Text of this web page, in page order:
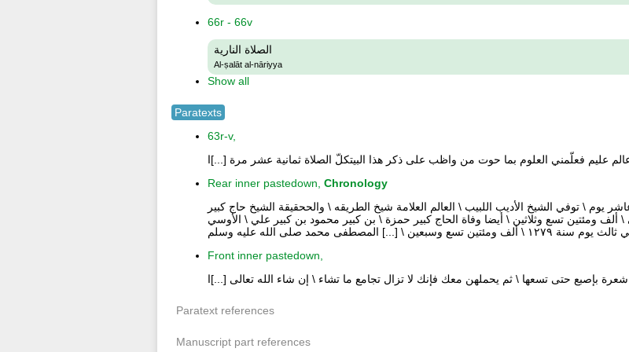
66r - 66v
الصلاة النارية
Al-ṣalāt al-nāriyya
Show all
Paratexts
63r-v,
عليم فعلّمني العلوم بما حوت من واظب على ذكر هذا البيتكلّ الصلاة ثمانية عشر مرة [...]ا
Rear inner pastedown, Chronology
حاج محمد شريف حمز \ فى شهر عاشرء سنة ۱۳۳۳ يوم الجمعة ۱۰ يوم \ عاشر يوم \ توفي الشيخ الأديب اللبيب \ العالم العلامة شيخ الطريقه \ والححقيقة الشيخ حاج كبير
كبير علي ليلة \ الثلاثة أخر الليل ثانى وعشرين \ من ذ القعدة سنة ۱۲۳۹ يعني \ ألف ومئتين تسع وثلاثين \ أيضا وفاة الحاج كبير حمزة \ بن كبير محمود بن كبير علي \ الأوسي
\ [...] المصطفى محمد صلى الله عليه وسلم
Front inner pastedown,
بإصبع حتى تسعها \ ثم يحملهن معك فإنك لا تزال تجامع ما تشاء \ إن شاء الله تعالى [...]ا
Paratext references
Manuscript part references